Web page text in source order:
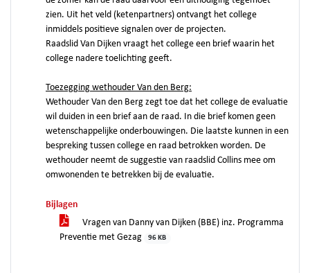
zien. Uit het veld (ketenpartners) ontvangt het college
inmiddels positieve signalen over de projecten.
Raadslid Van Dijken vraagt het college een brief waarin het
college nadere toelichting geeft.
Toezegging wethouder Van den Berg:
Wethouder Van den Berg zegt toe dat het college de evaluatie
wil duiden in een brief aan de raad. In die brief komen geen
wetenschappelijke onderbouwingen. Die laatste kunnen in een
bespreking tussen college en raad betrokken worden. De
wethouder neemt de suggestie van raadslid Collins mee om
omwonenden te betrekken bij de evaluatie.
Bijlagen
Vragen van Danny van Dijken (BBE) inz. Programma
Preventie met Gezag
96 KB